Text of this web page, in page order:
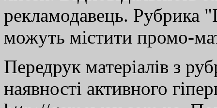
рекламодавець. Рубрика
можуть містити промо-
Передрук матеріалів з
наявності активного